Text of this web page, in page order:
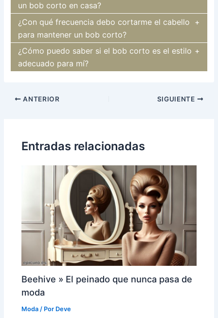
un bob corto en casa?
¿Con qué frecuencia debo cortarme el cabello
para mantener un bob corto?
¿Cómo puedo saber si el bob corto es el estilo
adecuado para mí?
Navegación
ANTERIOR SIGUIENTE
Entradas relacionadas
Beehive » El peinado que nunca pasa de
moda
Moda / Por Deve